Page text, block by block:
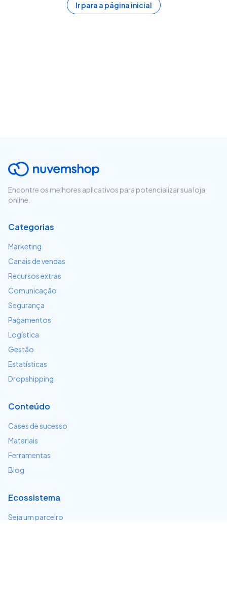
Ir para a página inicial
Encontre os melhores aplicativos para potencializar sua loja
online.
Categorias
Marketing
Canais de vendas
Recursos extras
Comunicação
Segurança
Pagamentos
Logística
Gestão
Estatísticas
Dropshipping
Conteúdo
Cases de sucesso
Materiais
Ferramentas
Blog
Ecossistema
Seja um parceiro